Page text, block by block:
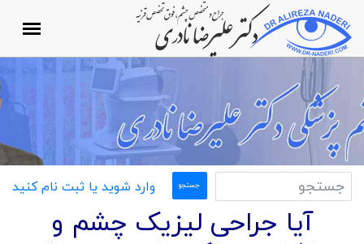
وارد شوید یا ثبت نام کنید
آیا جراحی لیزیک چشم و